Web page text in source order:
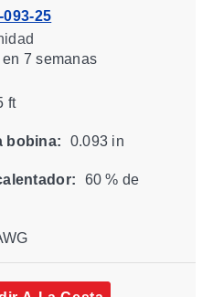
093-25
7 semanas
ft
bobina: 0.093 in
60 % de